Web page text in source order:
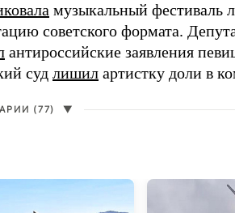
музыкальный фестиваль
советского формата.
антироссийские заявления
суд лишил артистку доли в
(77) ▼